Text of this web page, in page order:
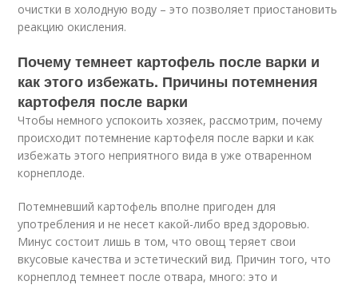
очистки в холодную воду – это позволяет приостановить
реакцию окисления.
Почему темнеет картофель после варки и
как этого избежать. Причины потемнения
картофеля после варки
Чтобы немного успокоить хозяек, рассмотрим, почему
происходит потемнение картофеля после варки и как
избежать этого неприятного вида в уже отваренном
корнеплоде.
Потемневший картофель вполне пригоден для
употребления и не несет какой-либо вред здоровью.
Минус состоит лишь в том, что овощ теряет свои
вкусовые качества и эстетический вид. Причин того, что
корнеплод темнеет после отвара, много: это и